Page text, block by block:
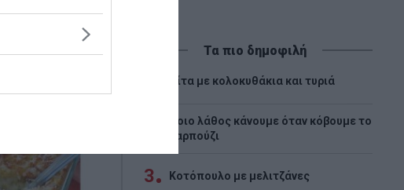
Τα πιο δημοφιλή
Πίτα με κολοκυθάκια και τυριά
Ποιο λάθος κάνουμε όταν κόβουμε το
καρπούζι
3 Κοτόπουλο με μελιτζάνες